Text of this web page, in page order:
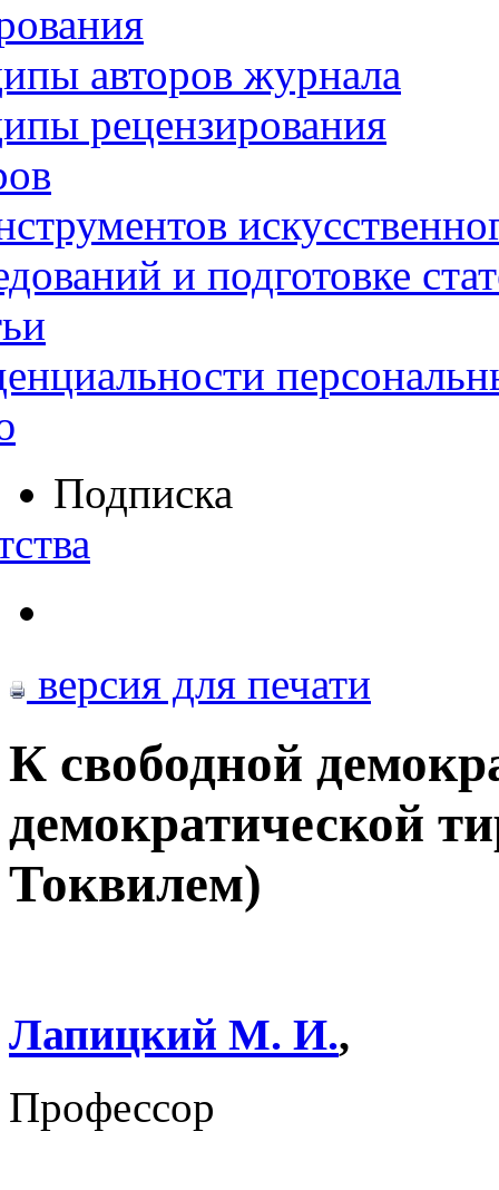
авторов журнала
рецензирования
и подготовке
Подписка
версия для печати
К свободной
демократической
Токвилем)
Лапицкий М. И.,
Профессор